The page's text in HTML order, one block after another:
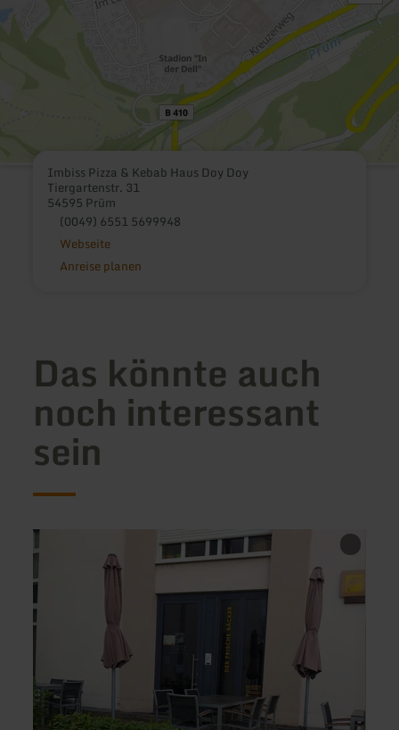
Imbiss Pizza & Kebab Haus Doy Doy
Tiergartenstr. 31
54595 Prüm
(0049) 6551 5699948
Webseite
Anreise planen
Das könnte auch
noch interessant
sein
mehr
erfahren
Bäckerei
Irrel
Haus